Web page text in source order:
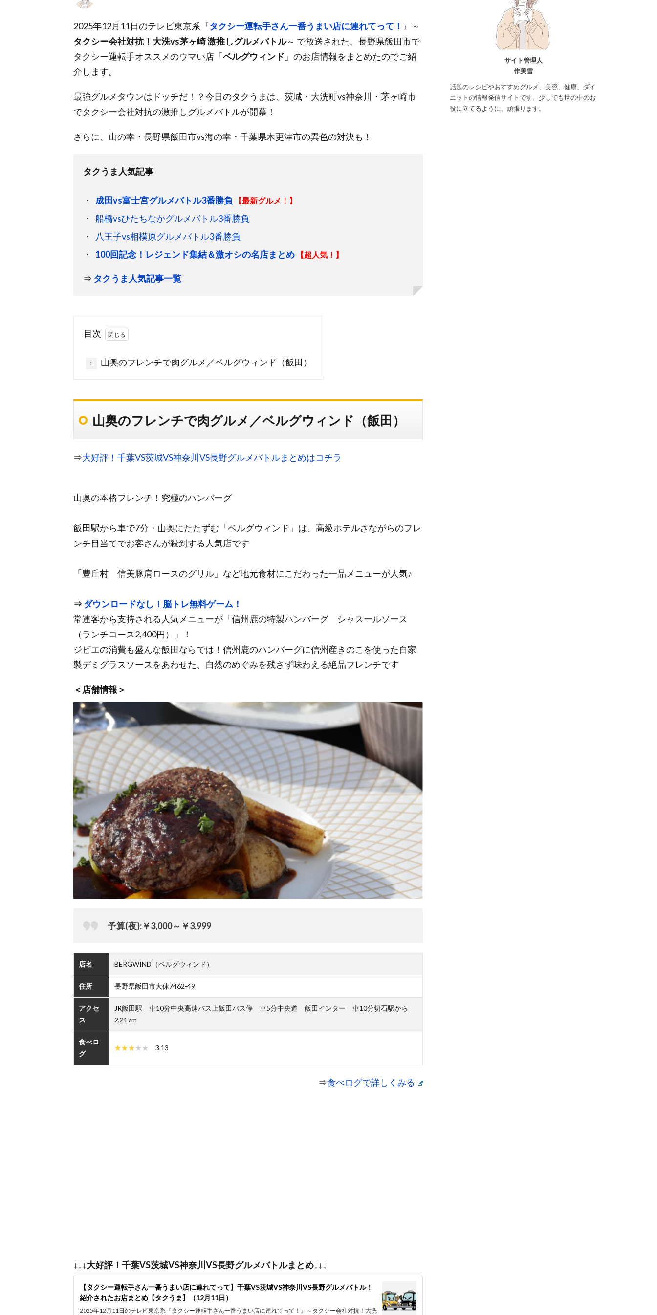
2025年12月11日のテレビ東京系『タクシー運転手さん一番うまい店に連れてって！ 』～
タクシー会社対抗！大洗vs茅ヶ崎 激推しグルメバトル～ で放送された、長野県飯田市で
タクシー運転手オススメのウマい店「ベルグウィンド 」のお店情報をまとめたのでご紹
介します。
最強グルメタウンはドッチだ！？今日のタクうまは、茨城・大洗町vs神奈川・茅ヶ崎市
でタクシー会社対抗の激推しグルメバトルが開幕！
さらに、山の幸・長野県飯田市vs海の幸・千葉県木更津市の異色の対決も！
タクうま人気記事
成田vs富士宮グルメバトル3番勝負 【最新グルメ！】
船橋vsひたちなかグルメバトル3番勝負
八王子vs相模原グルメバトル3番勝負
100回記念！レジェンド集結＆激オシの名店まとめ
【超人気！】
⇒ タクうま人気記事一覧
目次
1. 山奥のフレンチで肉グルメ／ベルグウィンド（飯田）
山奥のフレンチで肉グルメ／ベルグウィンド（飯田）
⇒大好評！千葉VS茨城VS神奈川VS長野グルメバトルまとめはコチラ
山奥の本格フレンチ！究極のハンバーグ
飯田駅から車で7分・山奥にたたずむ「ベルグウィンド」は、高級ホテルさながらのフレ
ンチ目当てでお客さんが殺到する人気店です
「豊丘村 信美豚肩ロースのグリル」など地元食材にこだわった一品メニューが人気♪
⇒ダウンロードなし！脳トレ無料ゲーム！
常連客から支持される人気メニューが「信州鹿の特製ハンバーグ シャスールソース
（ランチコース2,400円）」！
ジビエの消費も盛んな飯田ならでは！信州鹿のハンバーグに信州産きのこを使った自家
製デミグラスソースをあわせた、自然のめぐみを残さず味わえる絶品フレンチです
＜店舗情報＞
予算(夜):￥3,000～￥3,999
店名 BERGWIND（ベルグウィンド）
住所 長野県飯田市大休7462-49
アクセ
ス
JR飯田駅 車10分中央高速バス上飯田バス停 車5分中央道 飯田インター 車10分切石駅から
2,217m
食べロ
グ
3.13
⇒食べログで詳しくみる
↓↓↓大好評！千葉VS茨城VS神奈川VS長野グルメバトルまとめ↓↓↓
【タクシー運転手さん一番うまい店に連れてって】千葉VS茨城VS神奈川VS長野グルメバトル！
紹介されたお店まとめ【タクうま】（12月11日）
2025年12月11日のテレビ東京系『タクシー運転手さん一番うまい店に連れてって！』～タクシー会社対抗！大洗
サイト管理人
作美雪
話題のレシピやおすすめグルメ、美容、健康、ダイ
エットの情報発信サイトです。少しでも世の中のお
役に立てるように、頑張ります。